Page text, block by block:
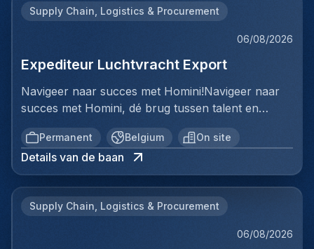
Supply Chain, Logistics & Procurement
06/08/2026
Expediteur Luchtvracht Export
Navigeer naar succes met Homini!Navigeer naar
succes met Homini, dé brug tussen talent en
uitmuntende opportuniteiten binnen de
arbeidsmarkt. Als voorloper in wervingsdiensten,
matchen we toptalent met topbedrijven in diverse
sectoren. Met onze expertise en toewijding streven
plaatsingen. Bij Homini staat elk individu centraal;
ons team Logistiek & Distributie zoeken we een
Permanent Belgium On site
Details van de baan
Supply Chain, Logistics & Procurement
06/08/2026